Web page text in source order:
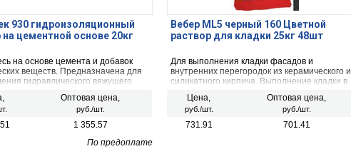
930 гидроизоляционный
на цементной основе 20кг
на основе цемента и добавок
веществ. Предназначена для
гидравлического вяжущего
изоляции строительных
от воздействия влаги.
Оптовая цена,
руб./шт.
1 355.57
По предоплате
Вебер ML5 черный 160 Цветной
раствор для кладки 25кг 48шт
Для выполнения кладки фасадов и
внутренних перегородок из керамического и
силикатного кирпича. Выполнение кладки в
т.н. холодной части дымохода, находящейся
над кровлей. Изолированная облицовка
топок.
Цена,
руб./шт.
Оптовая цена,
руб./шт.
731.91 701.41